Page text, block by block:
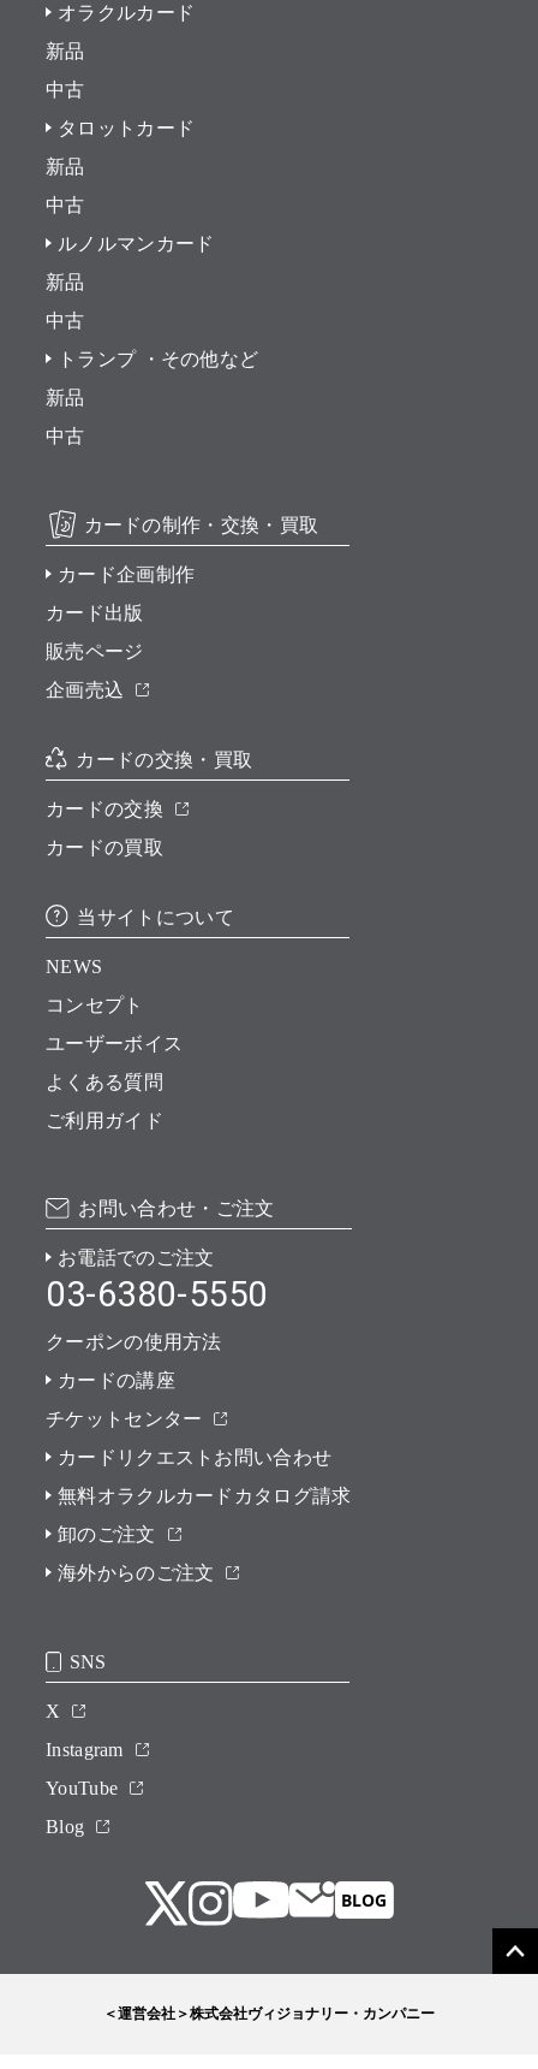
オラクルカード
新品
中古
タロットカード
新品
中古
ルノルマンカード
新品
中古
トランプ ・その他など
新品
中古
カードの制作・交換・買取
カード企画制作
カード出版
販売ページ
企画売込
カードの交換・買取
カードの交換
カードの買取
当サイトについて
NEWS
コンセプト
ユーザーボイス
よくある質問
ご利用ガイド
お問い合わせ・ご注文
お電話でのご注文
03-6380-5550
クーポンの使用方法
カードの講座
チケットセンター
カードリクエストお問い合わせ
無料オラクルカードカタログ請求
卸のご注文
海外からのご注文
SNS
X
Instagram
YouTube
Blog
＜運営会社＞株式会社ヴィジョナリー・カンパニー